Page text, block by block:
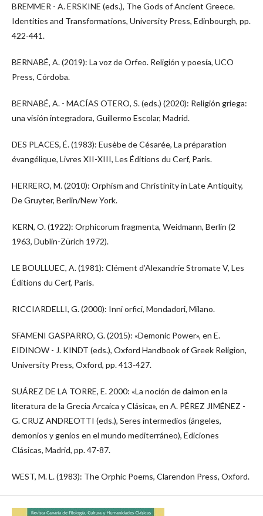
BREMMER - A. ERSKINE (eds.), The Gods of Ancient Greece.
Identities and Transformations, University Press, Edinbourgh, pp.
422-441.
BERNABÉ, A. (2019): La voz de Orfeo. Religión y poesía, UCO
Press, Córdoba.
BERNABÉ, A. - MACÍAS OTERO, S. (eds.) (2020): Religión griega:
una visión integradora, Guillermo Escolar, Madrid.
DES PLACES, É. (1983): Eusèbe de Césarée, La préparation
évangélique, Livres XII-XIII, Les Éditions du Cerf, Paris.
HERRERO, M. (2010): Orphism and Christinity in Late Antiquity,
De Gruyter, Berlin/New York.
KERN, O. (1922): Orphicorum fragmenta, Weidmann, Berlin (2
1963, Dublin-Zürich 1972).
LE BOULLUEC, A. (1981): Clément d’Alexandrie Stromate V, Les
Éditions du Cerf, Paris.
RICCIARDELLI, G. (2000): Inni orfici, Mondadori, Milano.
SFAMENI GASPARRO, G. (2015): «Demonic Power», en E.
EIDINOW - J. KINDT (eds.), Oxford Handbook of Greek Religion,
University Press, Oxford, pp. 413-427.
SUÁREZ DE LA TORRE, E. 2000: «La noción de daimon en la
literatura de la Grecia Arcaica y Clásica», en A. PÉREZ JIMÉNEZ -
G. CRUZ ANDREOTTI (eds.), Seres intermedios (ángeles,
demonios y genios en el mundo mediterráneo), Ediciones
Clásicas, Madrid, pp. 47-87.
WEST, M. L. (1983): The Orphic Poems, Clarendon Press, Oxford.